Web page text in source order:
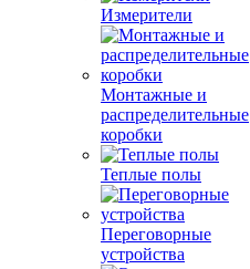
Измерители
Монтажные и
распределительные
коробки
Теплые полы
Переговорные
устройства